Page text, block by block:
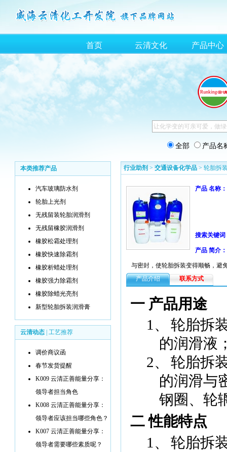
首页 云清文化 产品中心
全部 产品名
本类推荐产品
汽车玻璃防水剂
轮胎上光剂
无残留装轮胎润滑剂
无残留橡胶润滑剂
橡胶松霜处理剂
橡胶快速除霜剂
橡胶析蜡处理剂
橡胶强力除霜剂
橡胶除蜡光亮剂
新型轮胎拆装润滑膏
云清动态 工艺推荐
调价商议函
春节发货提醒
K009 云清正善能量分享：
领导者担当角色
K008 云清正善能量分享：
领导者应该担当哪些角色？
K007 云清正善能量分享：
领导者需要哪些素质呢？
行业助剂 > 交通设备化学品 > 轮胎拆
产品 名称：
搜索关键词
产品 简介：
与密封，使轮胎拆装变得顺畅，避
产品介绍
联系方式
一 产品用途
1、
轮胎拆
的润滑液
2、
轮胎拆
的润滑与
钢圈、轮
二 性能特点
1、
轮胎拆